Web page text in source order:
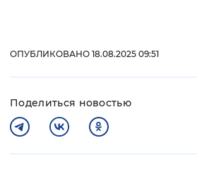
ОПУБЛИКОВАНО 18.08.2025 09:51
Поделиться новостью